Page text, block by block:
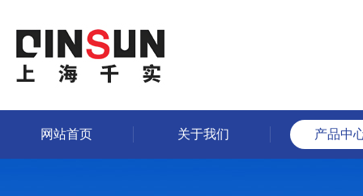
网站首页 关于我们 产品中